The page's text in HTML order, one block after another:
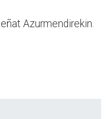
Azurmendirekin.